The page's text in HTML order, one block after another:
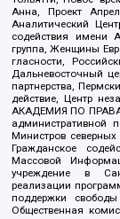
Анна, Проект
Аналитический
содействия имени
группа, Женщины
гласности,
Дальневосточный
партнерства,
действие, Центр
АКАДЕМИЯ ПО
административной
Министров северных
Гражданское
Массовой
учреждение в
реализации
поддержки
Общественная